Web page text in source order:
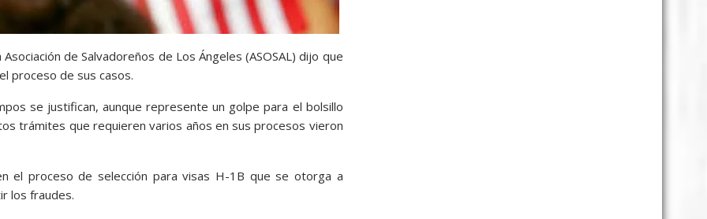
de Salvadoreños de Los Ángeles (ASOSAL) dijo que
proceso de sus casos.
se justifican, aunque represente un golpe para el bolsillo
trámites que requieren varios años en sus procesos vieron
el proceso de selección para visas H-1B que se otorga a
los fraudes.